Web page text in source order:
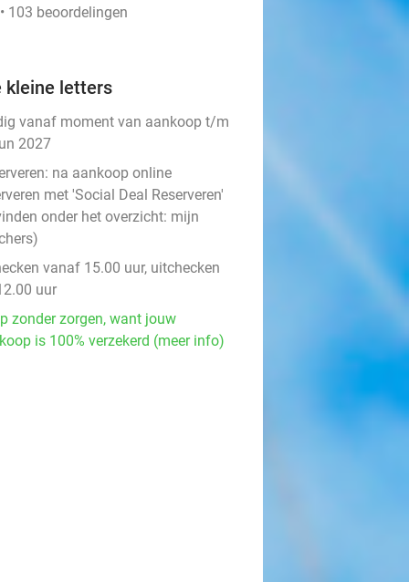
103 beoordelingen
kleine letters
vanaf moment van aankoop t/m
2027
na aankoop online
met 'Social Deal Reserveren'
onder het overzicht: mijn
)
vanaf 15.00 uur, uitchecken
uur
zonder zorgen, want jouw
is 100% verzekerd (meer info)